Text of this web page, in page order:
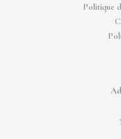
Politique